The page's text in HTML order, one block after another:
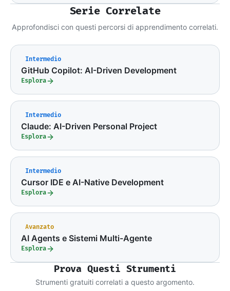
Serie Correlate
Approfondisci con questi percorsi di apprendimento correlati.
Intermedio
GitHub Copilot: AI-Driven Development
Esplora
Intermedio
Claude: AI-Driven Personal Project
Esplora
Intermedio
Cursor IDE e AI-Native Development
Esplora
Avanzato
AI Agents e Sistemi Multi-Agente
Esplora
Prova Questi Strumenti
Strumenti gratuiti correlati a questo argomento.